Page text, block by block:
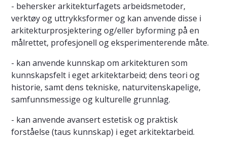
- behersker arkitekturfagets arbeidsmetoder,
verktøy og uttrykksformer og kan anvende disse i
arkitekturprosjektering og/eller byforming på en
målrettet, profesjonell og eksperimenterende måte.
- kan anvende kunnskap om arkitekturen som
kunnskapsfelt i eget arkitektarbeid; dens teori og
historie, samt dens tekniske, naturvitenskapelige,
samfunnsmessige og kulturelle grunnlag.
- kan anvende avansert estetisk og praktisk
forståelse (taus kunnskap) i eget arkitektarbeid.